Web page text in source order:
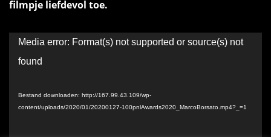
filmpje liefdevol toe.
Videospeler
Media error: Format(s) not supported or source(s) not
found
Bestand downloaden: http://167.99.43.109/wp-
content/uploads/2020/01/20200127-100pnlAwards2020_MarcoBorsato.mp4?_=1